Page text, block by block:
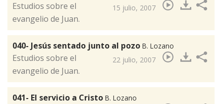
15 julio, 2007
​Estudios sobre el
evangelio de Juan.
040- Jesús sentado junto al pozo B. Lozano
22 julio, 2007
​Estudios sobre el
evangelio de Juan.
041- El servicio a Cristo B. Lozano